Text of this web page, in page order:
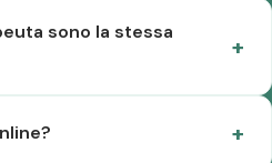
sono la stessa